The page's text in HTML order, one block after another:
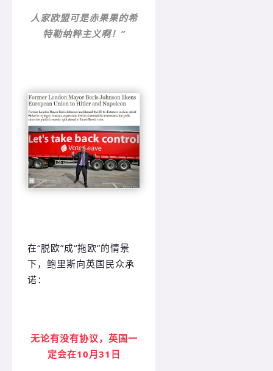
人家欧盟可是赤果果的希
特勒纳粹主义啊！”
在“脱欧”成“拖欧”的情景
下，鲍里斯向英国民众承
诺：
无论有没有协议，英国一
定会在10月31日